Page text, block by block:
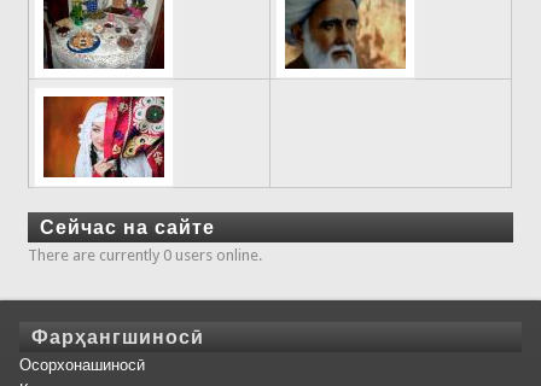
Сейчас на сайте
There are currently 0 users online.
Фарҳангшиносӣ
Осорхонашиносӣ